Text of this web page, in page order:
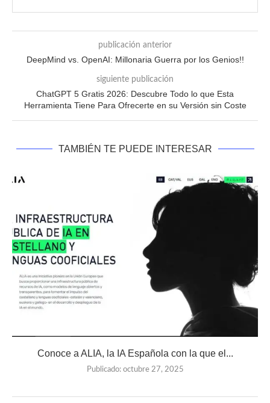
publicación anterior
DeepMind vs. OpenAI: Millonaria Guerra por los Genios!!
siguiente publicación
ChatGPT 5 Gratis 2026: Descubre Todo lo que Esta
Herramienta Tiene Para Ofrecerte en su Versión sin Coste
TAMBIÉN TE PUEDE INTERESAR
Conoce a ALIA, la IA Española con la que el...
Publicado:octubre 27, 2025